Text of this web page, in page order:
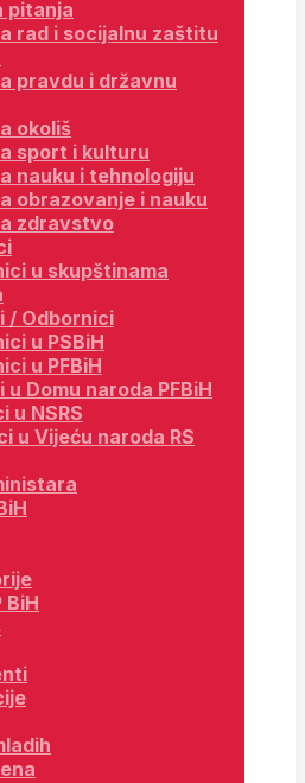
pitanja
rad i socijalnu zaštitu
pravdu i državnu
okoliš
sport i kulturu
nauku i tehnologiju
obrazovanje i nauku
zdravstvo
u skupštinama
/ Odbornici
u PSBiH
u PFBiH
u Domu naroda PFBiH
u NSRS
u Vijeću naroda RS
BiH